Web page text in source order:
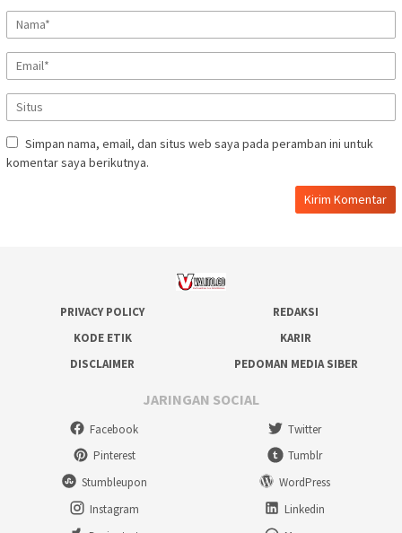
Simpan nama, email, dan situs web saya pada peramban ini untuk
komentar saya berikutnya.
PRIVACY POLICY
REDAKSI
KODE ETIK
KARIR
DISCLAIMER
PEDOMAN MEDIA SIBER
JARINGAN SOCIAL
Facebook
Twitter
Pinterest
Tumblr
Stumbleupon
WordPress
Instagram
Linkedin